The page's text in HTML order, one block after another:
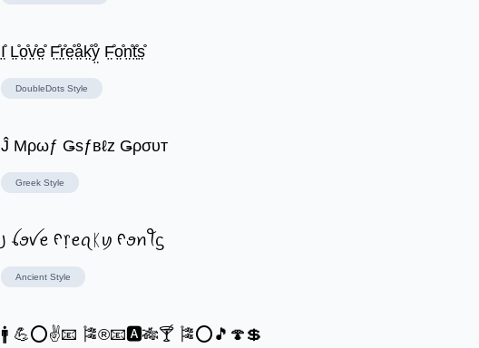
I̤̊ L̤̊o̤̊v̤̊e̤̊ F̤̊r̤̊e̤̊å̤k̤̊ẙ̤ F̤̊o̤̊n̤̊t̤̊s̤̊
DoubleDots Style
Ĵ Μρωƒ Ǥѕƒвℓz Ǥρσυт
Greek Style
꠸ ꪶꪮꪜꫀ ᠻ᥅ꫀꪖᛕꪗ ᠻꪮꪀꪻᦓ
Ancient Style
🚹 💪⭕✌📧 🎏®📧🅰🎋🍸 🎏⭕🎵🍄💲